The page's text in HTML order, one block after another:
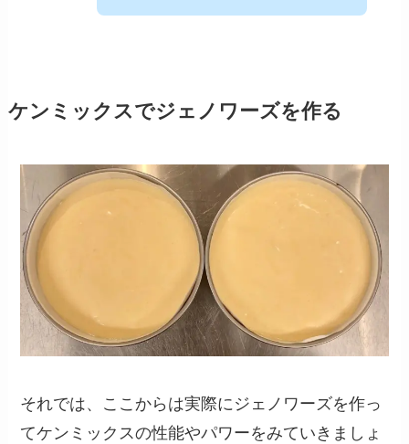
ケンミックスでジェノワーズを作る
それでは、ここからは実際にジェノワーズを作っ
てケンミックスの性能やパワーをみていきましょ